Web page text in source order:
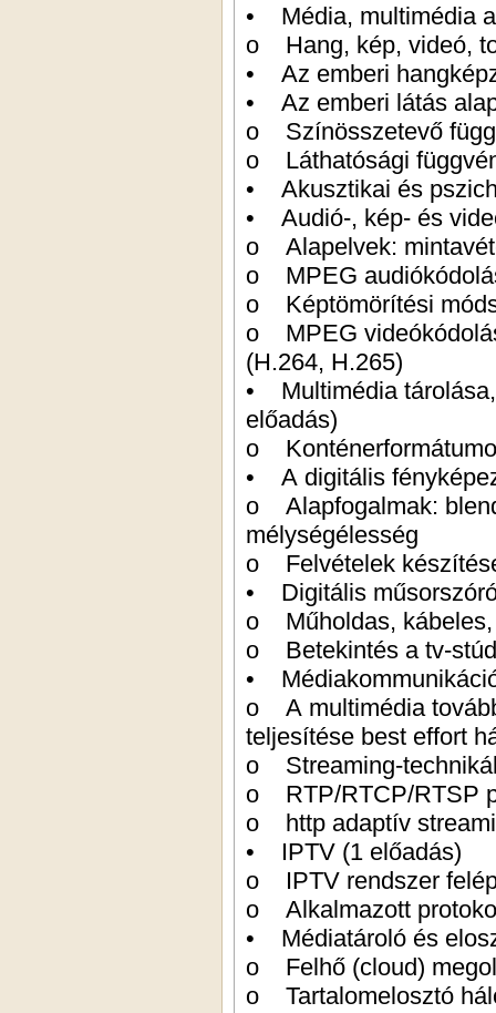
• Média, multimédia
o Hang, kép, videó,
• Az emberi
• Az emberi látás
o Színösszetevő
o Láthatósági
• Akusztikai és
• Audió-, kép- és
o Alapelvek:
o MPEG
o Képtömörítési
o MPEG
(H.264, H.265)
• Multimédia
előadás)
o
• A digitális
o Alapfogalmak:
mélységélesség
o Felvételek
• Digitális
o Műholdas, kábeles,
o Betekintés a tv-
•
o A multimédia
teljesítése best effort
o Streaming-
o RTP/RTCP/RTSP
o http adaptív
• IPTV (1 előadás)
o IPTV rendszer
o Alkalmazott
• Médiatároló és
o Felhő (cloud)
o Tartalomelosztó